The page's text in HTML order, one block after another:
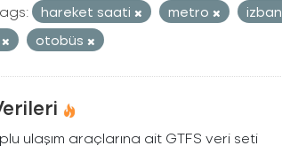
hareket saati metro izban
otobüs
ulaşım araçlarına ait GTFS veri seti